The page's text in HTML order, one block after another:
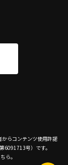
らコンテンツ使用許諾
6091713号）です。
ら。